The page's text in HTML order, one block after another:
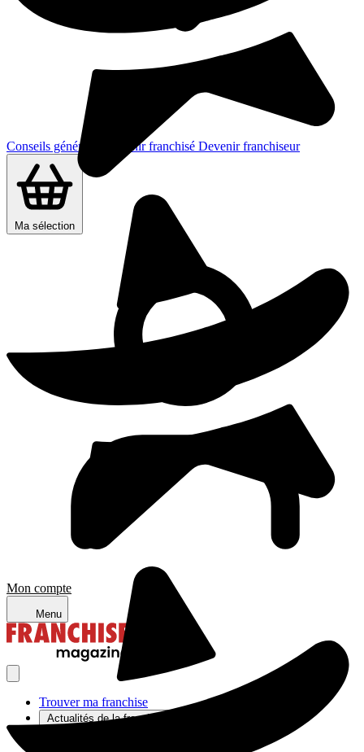
Conseils généraux Devenir franchisé Devenir franchiseur
Ma sélection
Mon compte
Menu
Trouver ma franchise
Actualités de la franchise